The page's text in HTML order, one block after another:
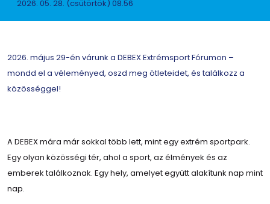
2026. 05. 28. (csütörtök) 08.56
2026. május 29-én várunk a DEBEX Extrémsport Fórumon –
mondd el a véleményed, oszd meg ötleteidet, és találkozz a
közösséggel!
A DEBEX mára már sokkal több lett, mint egy extrém sportpark.
Egy olyan közösségi tér, ahol a sport, az élmények és az
emberek találkoznak. Egy hely, amelyet együtt alakítunk nap mint
nap.